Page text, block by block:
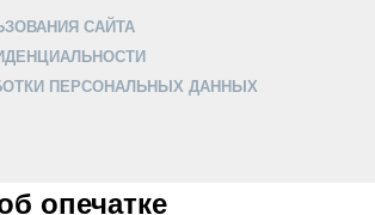
САЙТА
ПЕРСОНАЛЬНЫХ ДАННЫХ
опечатке